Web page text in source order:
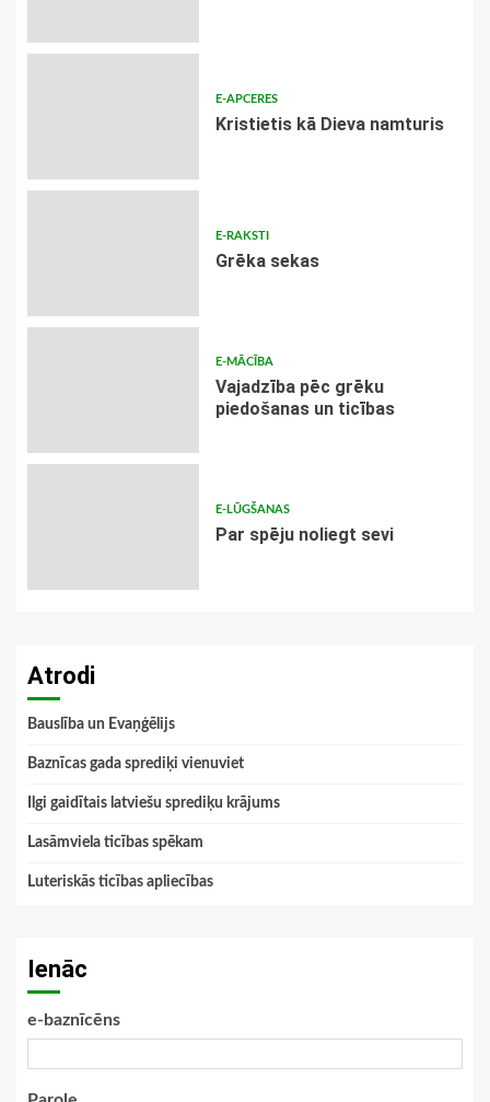
E-APCERES
Kristietis kā Dieva namturis
E-RAKSTI
Grēka sekas
E-MĀCĪBA
Vajadzība pēc grēku
piedošanas un ticības
E-LŪGŠANAS
Par spēju noliegt sevi
Atrodi
Bauslība un Evaņģēlijs
Baznīcas gada sprediķi vienuviet
Ilgi gaidītais latviešu sprediķu krājums
Lasāmviela ticības spēkam
Luteriskās ticības apliecības
Ienāc
e-baznīcēns